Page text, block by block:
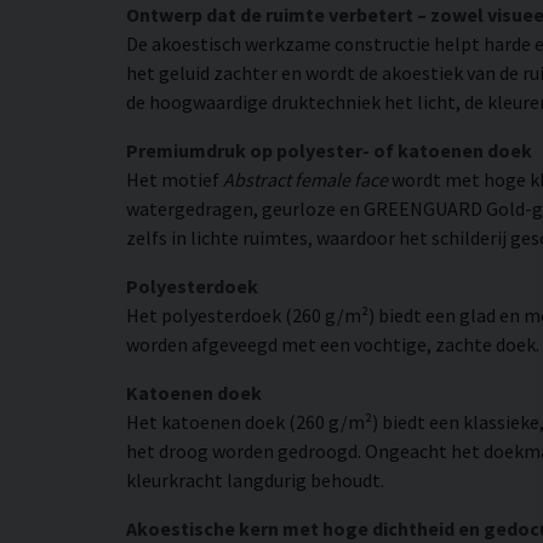
Ontwerp dat de ruimte verbetert – zowel
De akoestisch werkzame constructie helpt
het geluid zachter en wordt de akoestiek van de
de hoogwaardige druktechniek het licht, de
Premiumdruk op polyester- of katoenen doek
Het motief Abstract female face wordt met hoge
watergedragen, geurloze en GREENGUARD
zelfs in lichte ruimtes, waardoor het schilderij
Polyesterdoek
Het polyesterdoek (260 g/m²) biedt een glad en
worden afgeveegd met een vochtige, zachte
Katoenen doek
Het katoenen doek (260 g/m²) biedt een
het droog worden gedroogd. Ongeacht het
kleurkracht langdurig behoudt.
Akoestische kern met hoge dichtheid en